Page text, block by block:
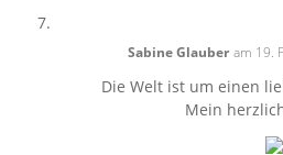
Sabine Glauber am 19.
Die Welt ist um einen
Mein